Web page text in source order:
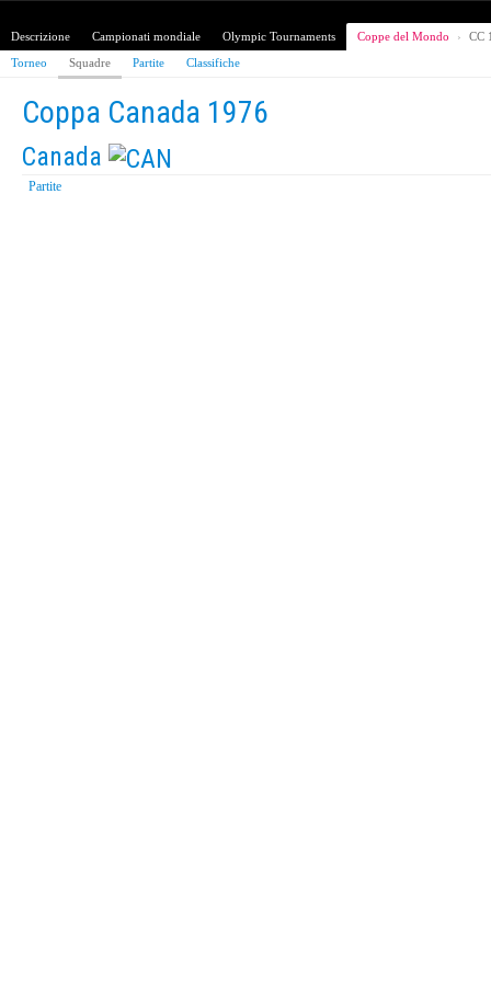
Descrizione Campionati mondiale Olympic Tournaments Coppe del Mondo ›
CC
Torneo
Squadre Partite Classifiche
Coppa Canada 1976
Canada
Partite